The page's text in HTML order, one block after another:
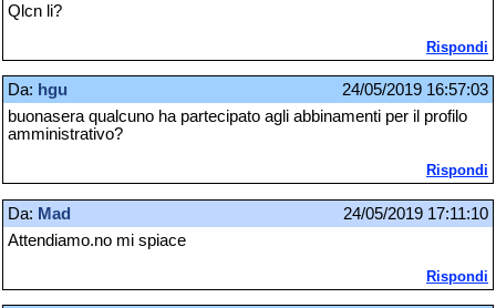
Qlcn li?
Rispondi
Da: hgu
24/05/2019 16:57:03
buonasera qualcuno ha partecipato agli abbinamenti per il profilo
amministrativo?
Rispondi
Da: Mad
24/05/2019 17:11:10
Attendiamo.no mi spiace
Rispondi